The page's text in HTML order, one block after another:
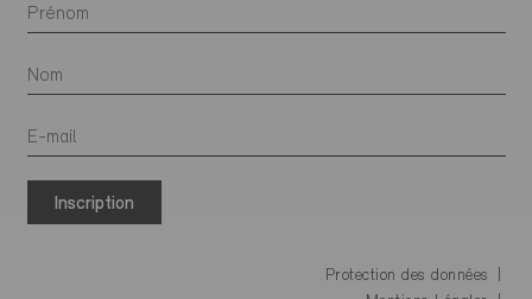
Inscription
Protection des données